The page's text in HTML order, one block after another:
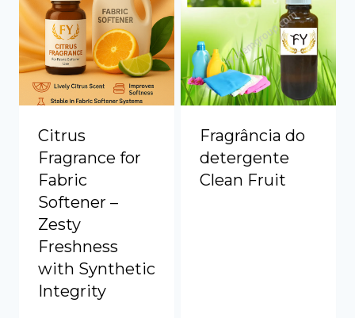
Citrus
Fragrance for
Fabric
Softener –
Zesty
Freshness
with Synthetic
Integrity
Fragrância do
detergente
Clean Fruit